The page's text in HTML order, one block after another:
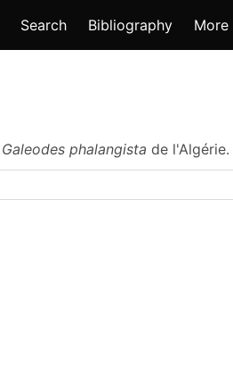
Search Bibliography More
Galeodes phalangista de l'Algérie.